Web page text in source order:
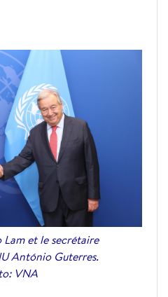
Lam et le secrétaire
António Guterres.
VNA